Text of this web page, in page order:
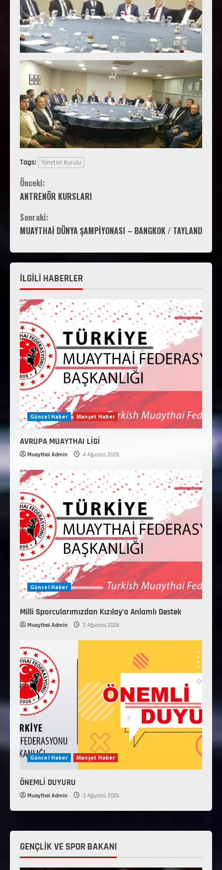
Tags: Yönetim Kurulu
Önceki:
ANTRENÖR KURSLARI
Sonraki:
MUAYTHAİ DÜNYA ŞAMPİYONASI – BANGKOK / TAYLAND
İLGİLİ HABERLER
Güncel Haber Manşet Haber
AVRUPA MUAYTHAI LİGİ
Muaythai Admin 4 Ağustos 2026
Güncel Haber
Milli Sporcularımızdan Kızılay’a Anlamlı Destek
Muaythai Admin 3 Ağustos 2026
Güncel Haber Manşet Haber
ÖNEMLİ DUYURU
Muaythai Admin 3 Ağustos 2026
GENÇLİK VE SPOR BAKANI